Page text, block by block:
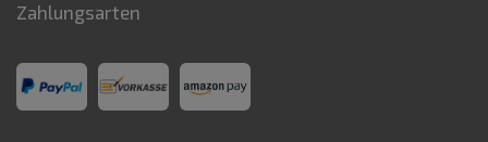
Zahlungsarten